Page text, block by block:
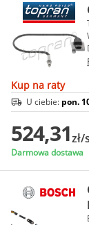
Kup na raty
U ciebie: pon.
524,31zł/
Darmowa dostawa